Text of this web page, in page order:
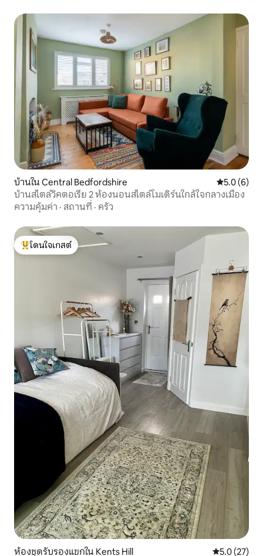
บ้านใน Central Bedfordshire คะแนนเฉลี่
5.0 (6)
บ้านสไตล์วิคตอเรีย 2 ห้องนอนสไตล์โมเดิร์นใกล้ใจกลางเมือง
ความคุ้มค่า · สถานที่ · ครัว
โดนใจเกสต์ที่สุด
โดนใจเกสต์
ห้องชุดรับรองแขกใน Kents Hill คะแนนเฉลี่ย
5.0 (27)